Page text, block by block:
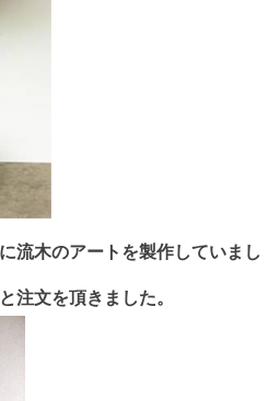
流木のアートを製作していまし
注文を頂きました。